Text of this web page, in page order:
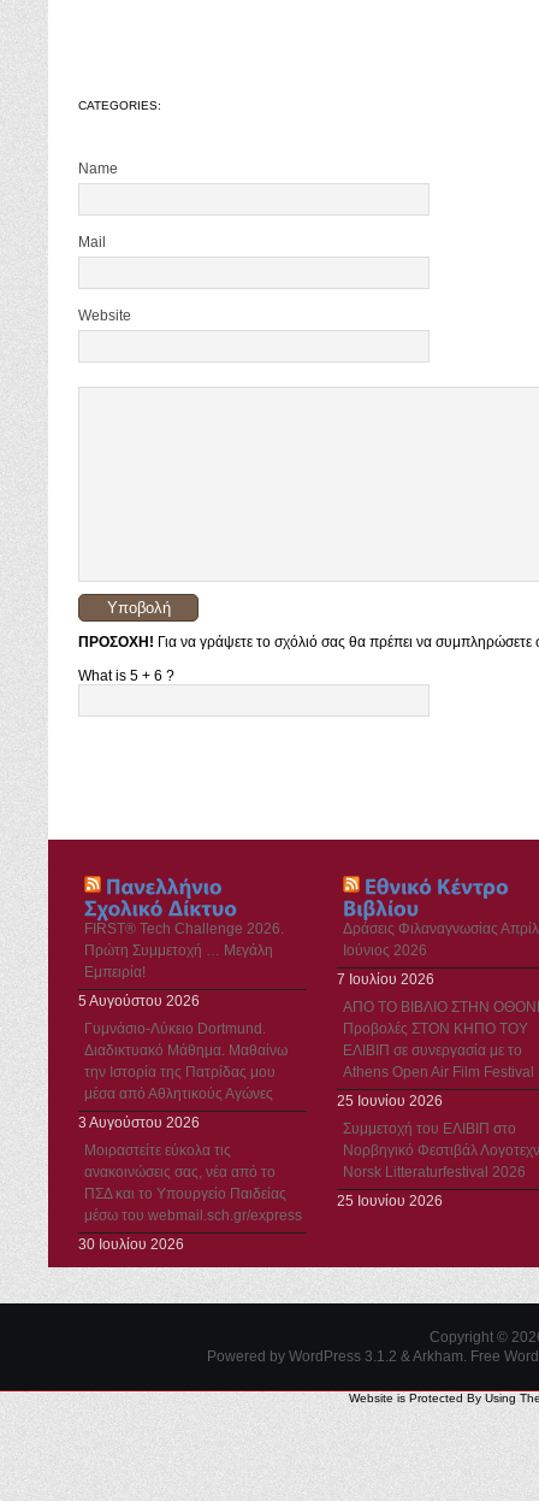
CATEGORIES:
Name
Mail
Website
ΠΡΟΣΟΧΗ! Για να γράψετε το σχόλιό σας θα πρέπει να
What is 5 + 6 ?
FIRST® Tech Challenge 2026.
Πρώτη Συμμετοχή … Μεγάλη
Εμπειρία!
5 Αυγούστου 2026
Γυμνάσιο-Λύκειο Dortmund.
Διαδικτυακό Μάθημα. Μαθαίνω
την Ιστορία της Πατρίδας μου
μέσα από Αθλητικούς Αγώνες
3 Αυγούστου 2026
Μοιραστείτε εύκολα τις
ανακοινώσεις σας, νέα από το
ΠΣΔ και το Υπουργείο Παιδείας
μέσω του webmail.sch.gr/express
30 Ιουλίου 2026
Δράσεις Φιλαναγνωσίας
Ιούνιος 2026
7 Ιουλίου 2026
ΑΠΟ ΤΟ ΒΙΒΛΙΟ ΣΤΗΝ
Προβολές ΣΤΟΝ ΚΗΠΟ ΤΟΥ
ΕΛΙΒΙΠ σε συνεργασία με το
Athens Open Air Film Festival
25 Ιουνίου 2026
Συμμετοχή του ΕΛΙΒΙΠ στο
Νορβηγικό Φεστιβάλ
Norsk Litteraturfestival 2026
25 Ιουνίου 2026
Copyright ©
Powered by WordPress 3.1.2 & Arkham. Free
Website is Protected By Using